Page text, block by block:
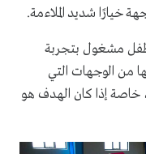
خيارًا شديد الملاءمة.
مشغول بتجربة
من الوجهات التي
إذا كان الهدف هو